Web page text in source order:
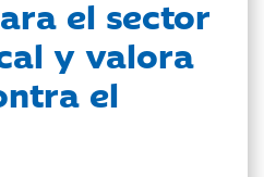
el sector
y valora
el